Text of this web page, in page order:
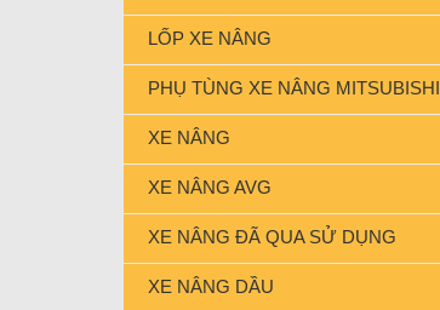
LỐP XE NÂNG
PHỤ TÙNG XE NÂNG MITSUBISHI
XE NÂNG
XE NÂNG AVG
XE NÂNG ĐÃ QUA SỬ DỤNG
XE NÂNG DẦU